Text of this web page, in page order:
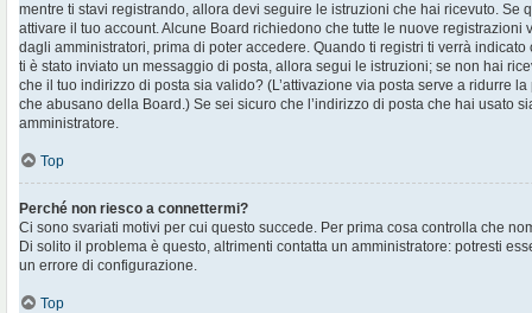
mentre ti stavi registrando, allora devi seguire le istruzioni che hai ricevuto. Se
attivare il tuo account. Alcune Board richiedono che tutte le nuove registrazioni
dagli amministratori, prima di poter accedere. Quando ti registri ti verrà
ti è stato inviato un messaggio di posta, allora segui le istruzioni; se non hai
che il tuo indirizzo di posta sia valido? (L’attivazione via posta serve a ridurre
che abusano della Board.) Se sei sicuro che l’indirizzo di posta che hai usato
amministratore.
Top
Perché non riesco a connettermi?
Ci sono svariati motivi per cui questo succede. Per prima cosa controlla che
Di solito il problema è questo, altrimenti contatta un amministratore: potresti
un errore di configurazione.
Top